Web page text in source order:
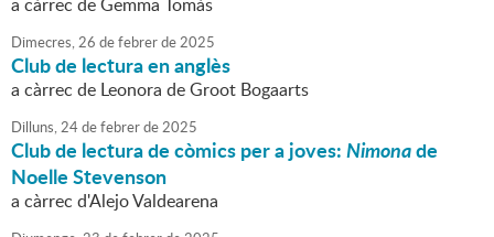
Dimecres,26 defebrerde2025
Club de lectura en anglès
a càrrec de Leonora de Groot Bogaarts
Dilluns,24defebrerde2025
Club de lectura de còmics per a joves:Nimonade
Noelle Stevenson
a càrrec d'Alejo Valdearena